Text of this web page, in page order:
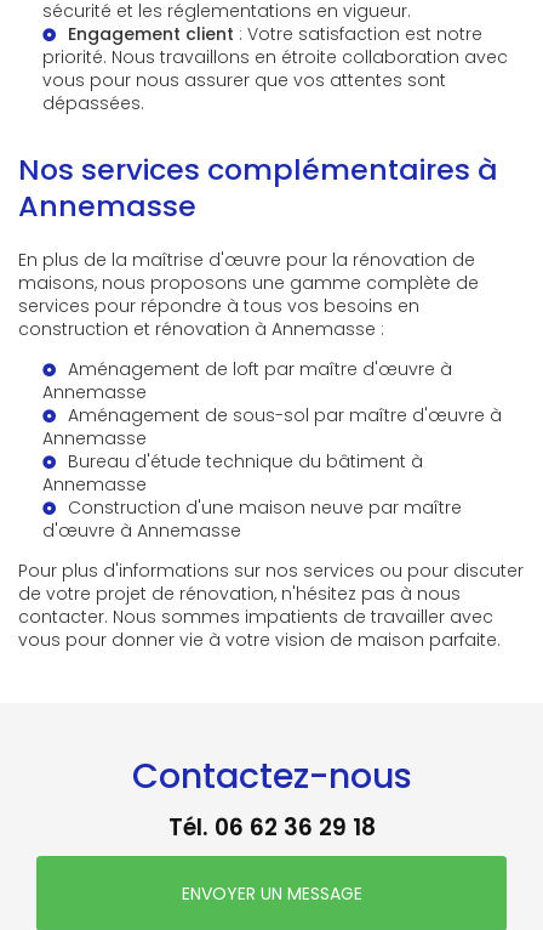
sécurité et les réglementations en vigueur.
Engagement client : Votre satisfaction est notre
priorité. Nous travaillons en étroite collaboration avec
vous pour nous assurer que vos attentes sont
dépassées.
Nos services complémentaires à
Annemasse
En plus de la maîtrise d'œuvre pour la rénovation de
maisons, nous proposons une gamme complète de
services pour répondre à tous vos besoins en
construction et rénovation à Annemasse :
Aménagement de loft par maître d'œuvre à
Annemasse
Aménagement de sous-sol par maître d'œuvre à
Annemasse
Bureau d'étude technique du bâtiment à
Annemasse
Construction d'une maison neuve par maître
d'œuvre à Annemasse
Pour plus d'informations sur nos services ou pour discuter
de votre projet de rénovation, n'hésitez pas à nous
contacter. Nous sommes impatients de travailler avec
vous pour donner vie à votre vision de maison parfaite.
Contactez-nous
Tél. 06 62 36 29 18
ENVOYER UN MESSAGE